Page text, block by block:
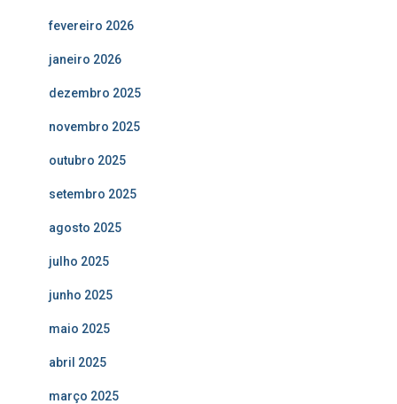
fevereiro 2026
janeiro 2026
dezembro 2025
novembro 2025
outubro 2025
setembro 2025
agosto 2025
julho 2025
junho 2025
maio 2025
abril 2025
março 2025